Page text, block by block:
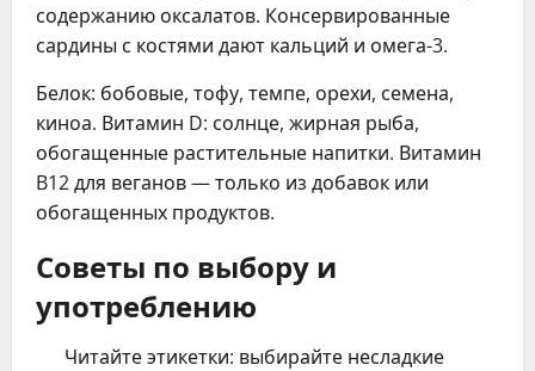
содержанию оксалатов. Консервированные
сардины с костями дают кальций и омега-3.
Белок: бобовые, тофу, темпе, орехи, семена,
киноа. Витамин D: солнце, жирная рыба,
обогащенные растительные напитки. Витамин
B12 для веганов — только из добавок или
обогащенных продуктов.
Советы по выбору и
употреблению
Читайте этикетки: выбирайте несладкие